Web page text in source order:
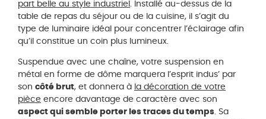
part belle au style industriel . Installé au-dessus de la
table de repas du séjour ou de la cuisine, il s’agit du
type de luminaire idéal pour concentrer l’éclairage afin
qu’il constitue un coin plus lumineux.
Suspendue avec une chaîne, votre suspension en
métal en forme de dôme marquera l’esprit indus’ par
son côté brut, et donnera à la décoration de votre
pièce encore davantage de caractère avec son
aspect qui semble porter les traces du temps. Sa